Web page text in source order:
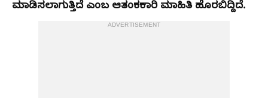
ಮಾಡಿಸಲಾಗುತ್ತಿದೆ ಎಂಬ ಆತಂಕಕಾರಿ ಮಾಹಿತಿ ಹೊರಬಿದ್ದಿದೆ.
ADVERTISEMENT